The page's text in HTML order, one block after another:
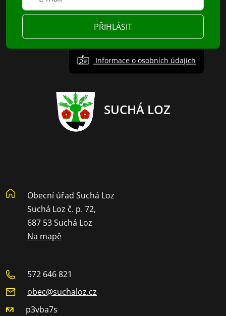
PŘIHLÁSIT
Informace o osobních údajích
SUCHÁ LOZ
Obecní úřad Suchá Loz
Suchá Loz č. p. 72,
687 53 Suchá Loz
Na mapě
572 646 821
obec@suchaloz.cz
p3vba7s